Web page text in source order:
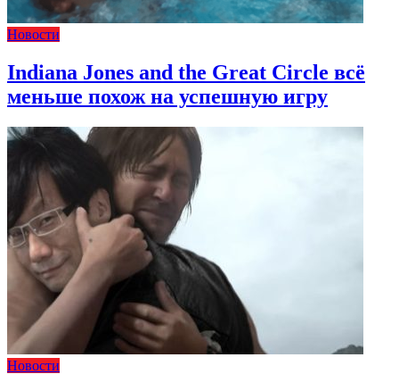
Новости
Indiana Jones and the Great Circle всё
меньше похож на успешную игру
Новости